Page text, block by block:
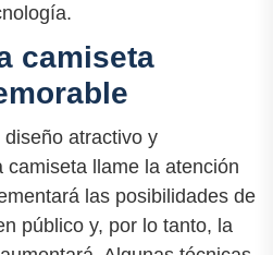
camiseta
atractivo y
camiseta llame la atención
las posibilidades de
público y, por lo tanto, la